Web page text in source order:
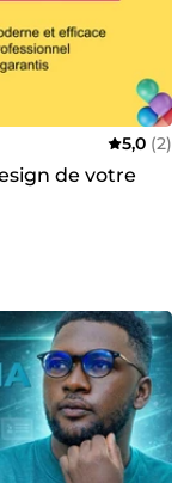
5,0 (2)
de votre